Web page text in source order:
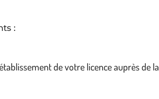
:
de votre licence auprès de la